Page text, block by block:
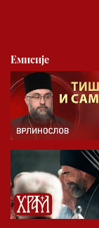
01.30 Хроника
02.30 Млади у
03.03 Палета
04.00 Час
05.30 Храм
06.00 Црквена
*најважније
Емисије